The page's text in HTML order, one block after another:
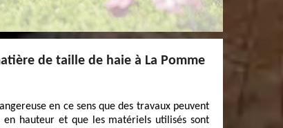
de taille de haie à La Pomme
en ce sens que des travaux peuvent
en hauteur et que les matériels utilisés sont